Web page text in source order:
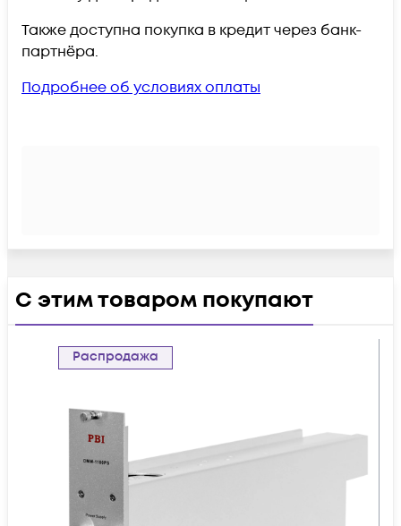
Также доступна покупка в кредит через банк-
партнёра.
Подробнее об условиях оплаты
С этим товаром покупают
Распродажа